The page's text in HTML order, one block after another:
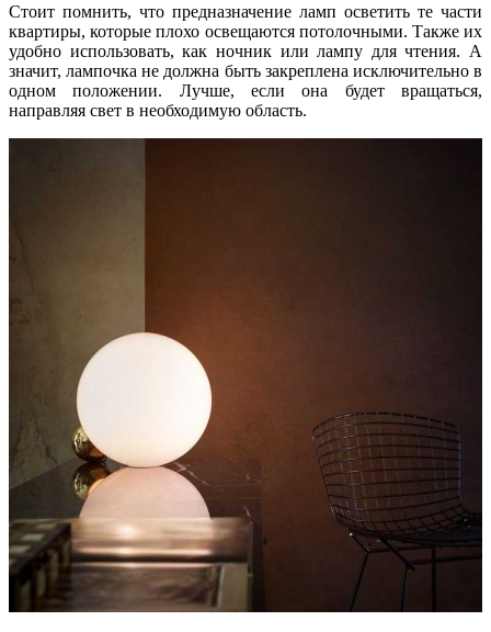
Стоит помнить, что предназначение ламп осветить те части
квартиры, которые плохо освещаются потолочными. Также их
удобно использовать, как ночник или лампу для чтения. А
значит, лампочка не должна быть закреплена исключительно в
одном положении. Лучше, если она будет вращаться,
направляя свет в необходимую область.